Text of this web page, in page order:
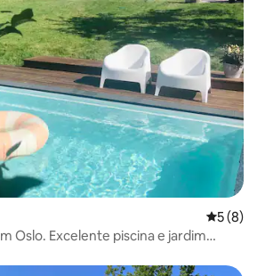
5 de
5 (8)
Oslo. Excelente piscina e jardim